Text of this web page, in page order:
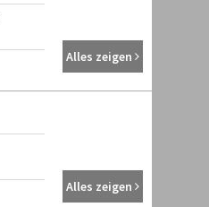
Alles zeigen
Alles zeigen